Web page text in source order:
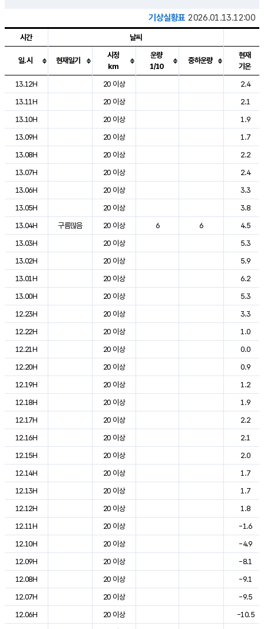
기상실황표 2026.01.13.12:00
도시별 기상실황표로 지점, 날씨, 기온, 강수, 바람, 기압등을 안내한 표입
시간 날씨
일.시 현재일기
시정
km
운량
1/10
중하운량
현재
기온
13.12H
20 이상
2.4
13.11H
20 이상
2.1
13.10H
20 이상
1.9
13.09H
20 이상
1.7
13.08H
20 이상
2.2
13.07H
20 이상
2.4
13.06H
20 이상
3.3
13.05H
20 이상
3.8
13.04H
구름많음 20 이상 6 6
4.5
13.03H
20 이상
5.3
13.02H
20 이상
5.9
13.01H
20 이상
6.2
13.00H
20 이상
5.3
12.23H
20 이상
3.3
12.22H
20 이상
1.0
12.21H
20 이상
0.0
12.20H
20 이상
0.9
12.19H
20 이상
1.2
12.18H
20 이상
1.9
12.17H
20 이상
2.2
12.16H
20 이상
2.1
12.15H
20 이상
2.0
12.14H
20 이상
1.7
12.13H
20 이상
1.7
12.12H
20 이상
1.8
12.11H
20 이상
-1.6
12.10H
20 이상
-4.9
12.09H
20 이상
-8.1
12.08H
20 이상
-9.1
12.07H
20 이상
-9.5
12.06H
20 이상
-10.5